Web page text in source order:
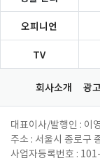
오피니언
TV
회사소개 광
대표이사/발행인 : 이
주소 : 서울시 종로구
사업자등록번호 :